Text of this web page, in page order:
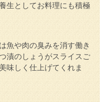
生としてお料理にも積極
魚や肉の臭みを消す働き
漬のしょうがスライスご
味しく仕上げてくれま